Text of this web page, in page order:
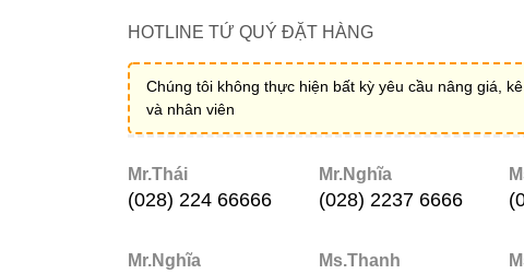
HOTLINE TỨ QUÝ ĐẶT HÀNG
Chúng tôi không thực hiện bất kỳ yêu cầu nâng giá,
và nhân viên
Mr.Thái
(028) 224 66666
Mr.Nghĩa
(028) 2237 6666
Mr.Nghĩa Ms.Thanh